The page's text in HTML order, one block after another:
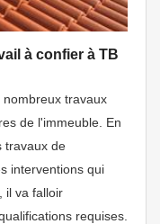
à confier à TB
travaux
de l'immeuble. En
travaux de
interventions qui
il va falloir
requises.